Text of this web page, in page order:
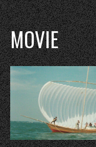
MOVIE